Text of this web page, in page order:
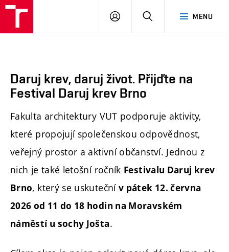
MENU
PŘIHLÁSIT
Daruj krev, daruj život. Přijďte na
Festival Daruj krev Brno
Fakulta architektury VUT podporuje aktivity,
které propojují společenskou odpovědnost,
veřejný prostor a aktivní občanství. Jednou z
nich je také letošní ročník Festivalu Daruj krev
Brno, který se uskutečnív pátek 12. června
2026 od 11 do 18 hodin na Moravském
náměstí u sochy Jošta.